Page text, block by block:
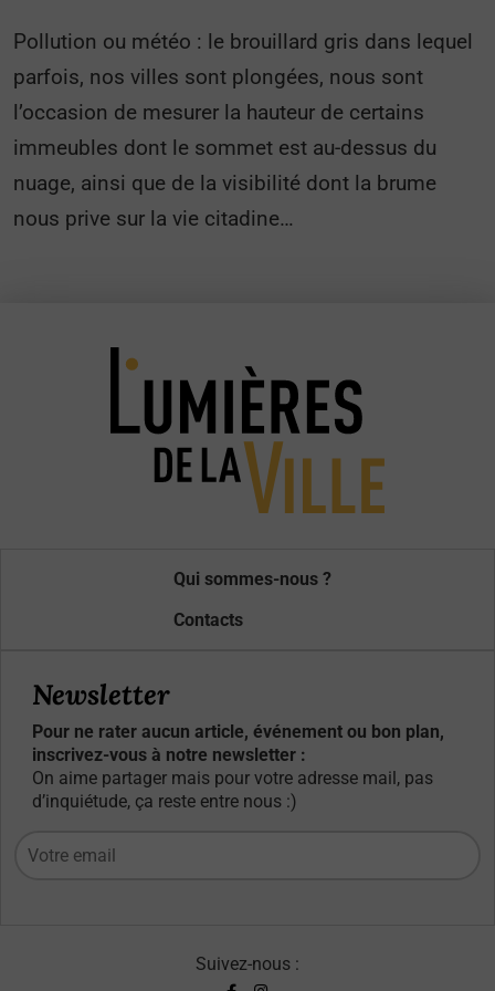
Pollution ou météo : le brouillard gris dans lequel
parfois, nos villes sont plongées, nous sont
l’occasion de mesurer la hauteur de certains
immeubles dont le sommet est au-dessus du
nuage, ainsi que de la visibilité dont la brume
nous prive sur la vie citadine…
Qui sommes-nous ?
Contacts
Newsletter
Pour ne rater aucun article, événement ou bon plan,
inscrivez-vous à notre newsletter :
On aime partager mais pour votre adresse mail, pas
d’inquiétude, ça reste entre nous :)
Suivez-nous :